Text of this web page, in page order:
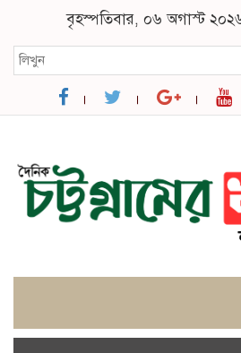
বৃহস্পতিবার, ০৬ অগাস্ট